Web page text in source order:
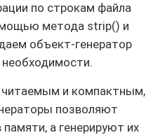
по строкам файла
метода strip() и
объект-генератор
читаемым и компактным,
позволяют
а генерируют их